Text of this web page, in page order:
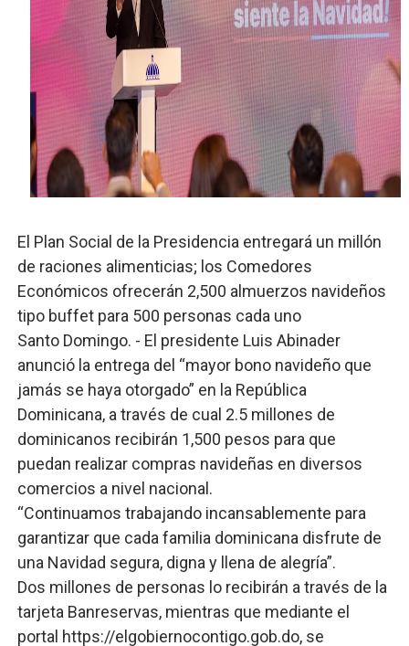
Digecac realizará Primer Festival de Plantas 2026
Josefa Castillo: Liderazgo y Transformación Social al
Lee Ballester a los que se forman como agentes
Operativo Interinstitucional “Compromiso Ambiental
Trabajadores de la prensa y Obispado de la Provincia
El Plan Social de la Presidencia entregará un millón
de raciones alimenticias; los Comedores
Económicos ofrecerán 2,500 almuerzos navideños
tipo buffet para 500 personas cada uno
Santo Domingo. - El presidente Luis Abinader
anunció la entrega del “mayor bono navideño que
jamás se haya otorgado” en la República
Dominicana, a través de cual 2.5 millones de
dominicanos recibirán 1,500 pesos para que
puedan realizar compras navideñas en diversos
comercios a nivel nacional.
“Continuamos trabajando incansablemente para
garantizar que cada familia dominicana disfrute de
una Navidad segura, digna y llena de alegría”.
Dos millones de personas lo recibirán a través de la
tarjeta Banreservas, mientras que mediante el
portal https://elgobiernocontigo.gob.do, se